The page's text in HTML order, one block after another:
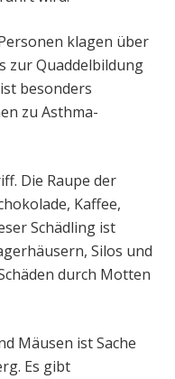
klagen über
zur Quaddelbildung
besonders
zu Asthma-
Die Raupe der
Kaffee,
Schädling ist
Silos und
durch Motten
Mäusen ist Sache
Es gibt